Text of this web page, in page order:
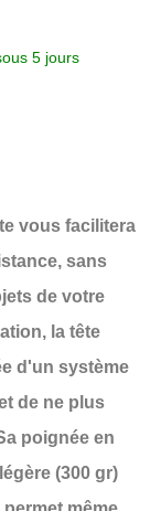
5 jours
vous facilitera
sans
de votre
la tête
d'un système
de ne plus
poignée en
(300 gr)